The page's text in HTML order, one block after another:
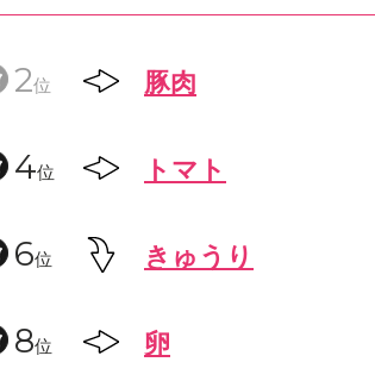
2位 豚肉
4位 トマト
6位 きゅうり
8位 卵